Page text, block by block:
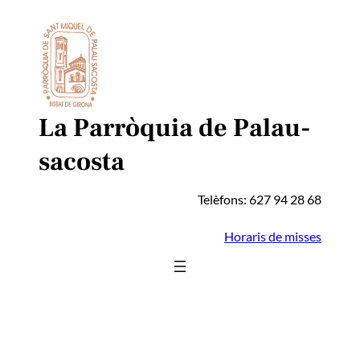
contingut
La Parròquia de Palau-
sacosta
Telèfons: 627 94 28 68
Horaris de misses